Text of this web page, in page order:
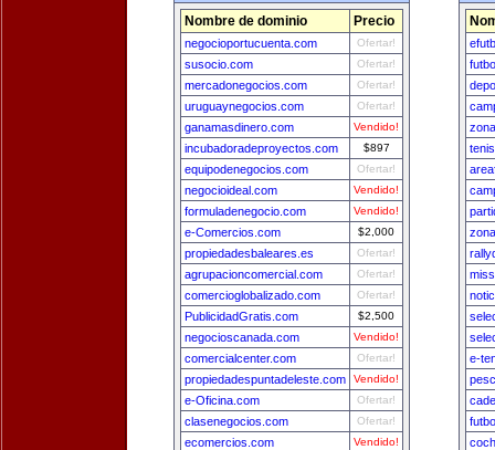
Nombre de dominio Precio
negocioportucuenta.com Ofertar!
susocio.com Ofertar!
mercadonegocios.com Ofertar!
uruguaynegocios.com Ofertar!
ganamasdinero.com Vendido!
incubadoradeproyectos.com $897
equipodenegocios.com Ofertar!
negocioideal.com Vendido!
formuladenegocio.com Vendido!
e-Comercios.com $2,000
propiedadesbaleares.es Ofertar!
agrupacioncomercial.com Ofertar!
comercioglobalizado.com Ofertar!
PublicidadGratis.com $2,500
negocioscanada.com Vendido!
comercialcenter.com Ofertar!
propiedadespuntadeleste.com Vendido!
e-Oficina.com Ofertar!
clasenegocios.com Ofertar!
ecomercios.com Vendido!
e-